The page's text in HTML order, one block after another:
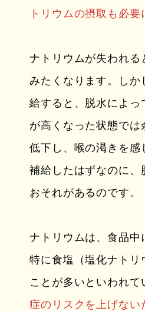
トリウムの摂取も必要
ナトリウムが失われる
みたくなります。しか
給すると、脱水によっ
が高くなった状態で
低下し、喉の渇きを感
補給したはずなのに、
おそれがあるのです。
ナトリウムは、食品中
特に食塩（塩化ナトリ
ことが多いといわれて
症のリスクを上げない